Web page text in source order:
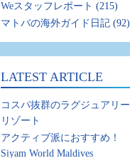
Weスタッフレポート (215)
マトバの海外ガイド日記 (92)
LATEST ARTICLE
コスパ抜群のラグジュアリー
リゾート
アクティブ派におすすめ！
Siyam World Maldives